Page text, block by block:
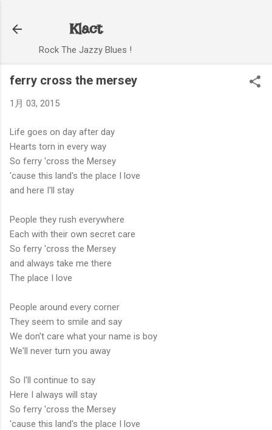
Klact
Rock The Jazzy Blues !
ferry cross the mersey
1月 03, 2015
Life goes on day after day
Hearts torn in every way
So ferry 'cross the Mersey
'cause this land's the place I love
and here I'll stay
People they rush everywhere
Each with their own secret care
So ferry 'cross the Mersey
and always take me there
The place I love
People around every corner
They seem to smile and say
We don't care what your name is boy
We'll never turn you away
So I'll continue to say
Here I always will stay
So ferry 'cross the Mersey
'cause this land's the place I love